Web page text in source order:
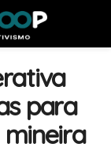
para